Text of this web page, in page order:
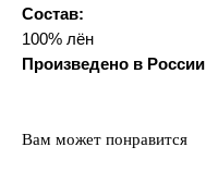
Состав:
100% лён
Произведено в России
Вам может понравится